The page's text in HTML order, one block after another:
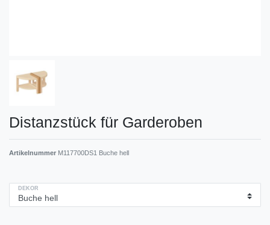
Distanzstück für Garderoben
Artikelnummer M117700DS1 Buche hell
DEKOR